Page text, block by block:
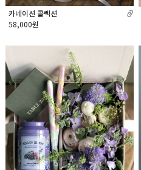
카네이션 콜렉션
58,000원